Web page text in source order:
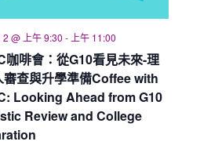
咖啡會：從G10看見未來-理
審查與升學準備Coffee with
Looking Ahead from G10
Review and College
2 @ 上午 9:30 - 上午 11:00